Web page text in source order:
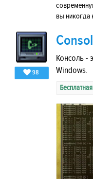
вы никогда
98
Консоль -
Windows.
Бесплатная